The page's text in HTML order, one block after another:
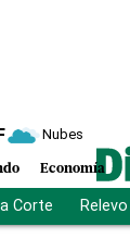
Nubes
Economía
Corte